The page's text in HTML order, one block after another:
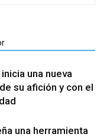
una nueva
su afición y con el
una herramienta